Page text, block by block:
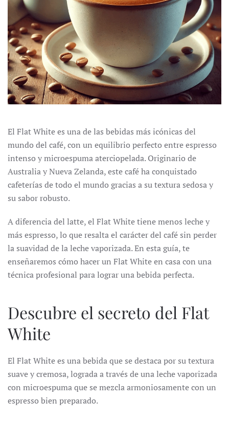
El Flat White es una de las bebidas más icónicas del
mundo del café, con un equilibrio perfecto entre espresso
intenso y microespuma aterciopelada. Originario de
Australia y Nueva Zelanda, este café ha conquistado
cafeterías de todo el mundo gracias a su textura sedosa y
su sabor robusto.
A diferencia del latte, el Flat White tiene menos leche y
más espresso, lo que resalta el carácter del café sin perder
la suavidad de la leche vaporizada. En esta guía, te
enseñaremos cómo hacer un Flat White en casa con una
técnica profesional para lograr una bebida perfecta.
Descubre el secreto del Flat
White
El Flat White es una bebida que se destaca por su textura
suave y cremosa, lograda a través de una leche vaporizada
con microespuma que se mezcla armoniosamente con un
espresso bien preparado.